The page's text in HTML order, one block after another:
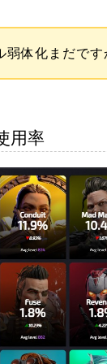
弱体化まだです
用率